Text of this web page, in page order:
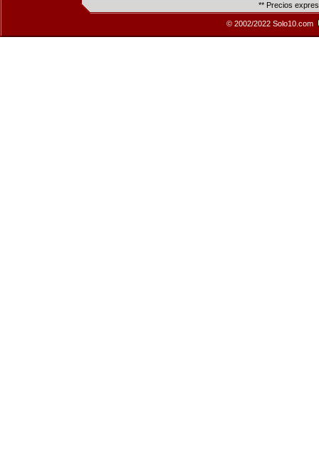
** Precios
© 2002/2022 Solo10.com